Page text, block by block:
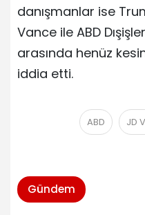
danışmanlar ise
Vance ile ABD
arasında henüz
iddia etti.
ABD JD
Gündem